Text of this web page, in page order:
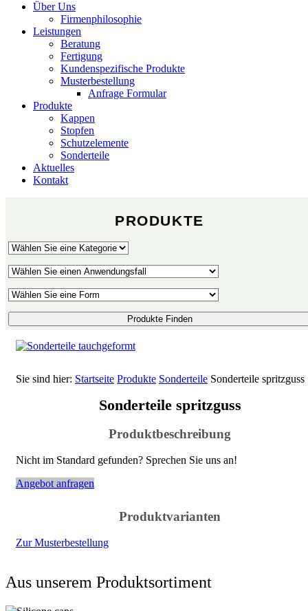
Über Uns
Firmenphilosophie
Leistungen
Beratung
Fertigung
Kundenspezifische Produkte
Musterbestellung
Anfrage Formular
Produkte
Kappen
Stopfen
Schutzelemente
Sonderteile
Aktuelles
Kontakt
PRODUKTE
Produkte Finden
Sie sind hier: Startseite Produkte Sonderteile Sonderteile spritzguss
Sonderteile spritzguss
Produktbeschreibung
Nicht im Standard gefunden? Sprechen Sie uns an!
Angebot anfragen
Produktvarianten
Zur Musterbestellung
Aus unserem Produktsortiment